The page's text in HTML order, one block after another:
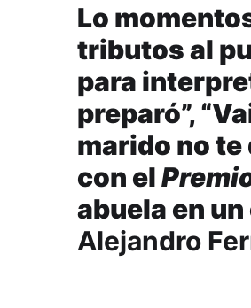
Lo
tributos al
para
preparó”,
marido no te
con el
abuela en
Alejandro